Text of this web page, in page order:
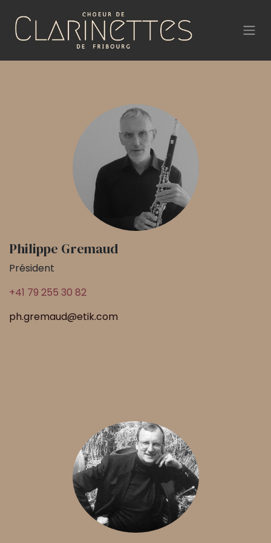
Philippe Gremaud
Président
+41 79 255 30 82
ph.gremaud@etik.com